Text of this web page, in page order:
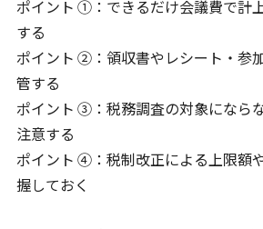
ポイント ①：できるだけ会議費で計
する
ポイント ②：領収書やレシート・参
管する
ポイント ③：税務調査の対象になら
注意する
ポイント ④：税制改正による上限額
握しておく